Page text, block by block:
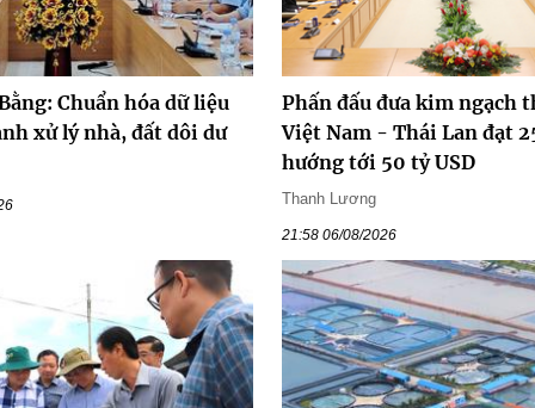
Chuẩn hóa dữ liệu
xử lý nhà, đất dôi dư
Phấn đấu đưa kim ngạch
Việt Nam - Thái Lan đạt
hướng tới 50 tỷ USD
Thanh Lương
21:58 06/08/2026